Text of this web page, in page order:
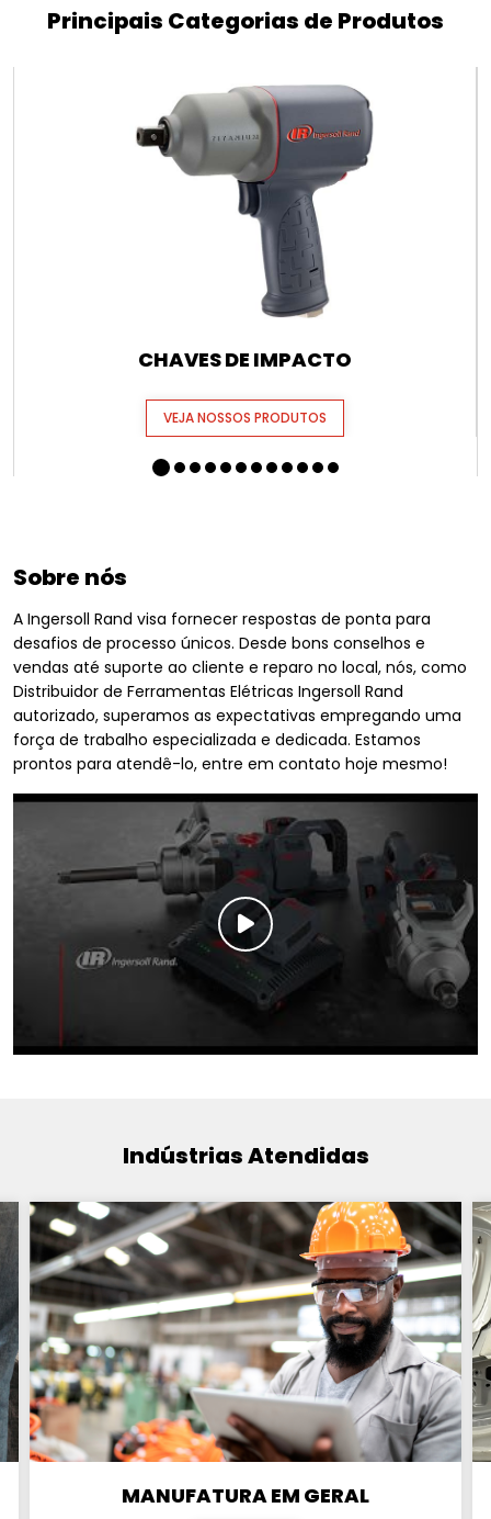
Principais Categorias de Produtos
CHAVES DE IMPACTO
VEJA NOSSOS PRODUTOS
Sobre nós
A Ingersoll Rand visa fornecer respostas de ponta para
desafios de processo únicos. Desde bons conselhos e
vendas até suporte ao cliente e reparo no local, nós, como
Distribuidor de Ferramentas Elétricas Ingersoll Rand
autorizado, superamos as expectativas empregando uma
força de trabalho especializada e dedicada. Estamos
prontos para atendê-lo, entre em contato hoje mesmo!
Indústrias Atendidas
MANUFATURA EM GERAL